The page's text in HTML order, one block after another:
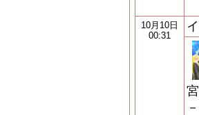
10月10日
00:31